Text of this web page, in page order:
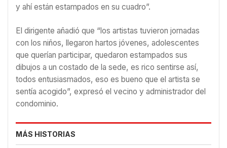
y ahí están estampados en su cuadro”.
El dirigente añadió que “los artistas tuvieron jornadas
con los niños, llegaron hartos jóvenes, adolescentes
que querían participar, quedaron estampados sus
dibujos a un costado de la sede, es rico sentirse así,
todos entusiasmados, eso es bueno que el artista se
sentía acogido”, expresó el vecino y administrador del
condominio.
MÁS HISTORIAS